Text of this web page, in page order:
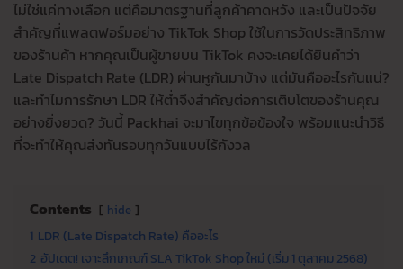
ไม่ใช่แค่ทางเลือก แต่คือมาตรฐานที่ลูกค้าคาดหวัง และเป็นปัจจัย
สำคัญที่แพลตฟอร์มอย่าง TikTok Shop ใช้ในการวัดประสิทธิภาพ
ของร้านค้า หากคุณเป็นผู้ขายบน TikTok คงจะเคยได้ยินคำว่า
Late Dispatch Rate (LDR) ผ่านหูกันมาบ้าง แต่มันคืออะไรกันแน่?
และทำไมการรักษา LDR ให้ต่ำจึงสำคัญต่อการเติบโตของร้านคุณ
อย่างยิ่งยวด? วันนี้ Packhai จะมาไขทุกข้อข้องใจ พร้อมแนะนำวิธี
ที่จะทำให้คุณส่งทันรอบทุกวันแบบไร้กังวล
Contents hide
1 LDR (Late Dispatch Rate) คืออะไร
2 อัปเดต! เจาะลึกเกณฑ์ SLA TikTok Shop ใหม่ (เริ่ม 1 ตุลาคม 2568)